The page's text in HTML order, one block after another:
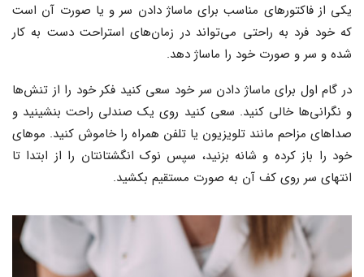
یکی از فاکتورهای مناسب برای ماساژ دادن سر و یا صورت آن است
که خود فرد به راحتی می‌تواند در زمان‌های استراحت دست به کار
شده و سر و صورت خود را ماساژ دهد.
در گام اول برای ماساژ دادن سر خود سعی کنید فکر خود را از تنش‌ها
و نگرانی‌ها خالی کنید. سعی کنید روی یک صندلی راحت بنشینید و
صداهای مزاحم مانند تلویزیون یا تلفن همراه را خاموش کنید. موهای
خود را باز کرده و شانه بزنید، سپس نوک انگشتانتان را از ابتدا تا
انتهای سر روی کف آن به صورت مستقیم بکشید.